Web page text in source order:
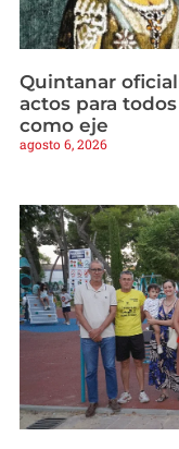
Quintanar
actos para
como eje
agosto 6, 2026